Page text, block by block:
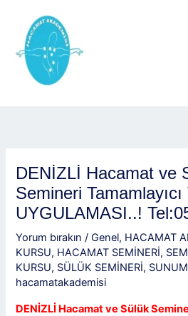
DENİZLİ Hacamat ve
Semineri
UYGULAMASI..!
Yorum bırakın /Genel, HACAMAT
KURSU, HACAMAT SEMİNERİ,
KURSU, SÜLÜK SEMİNERİ,
hacamatakademisi
DENİZLİ Hacamat ve Sülük